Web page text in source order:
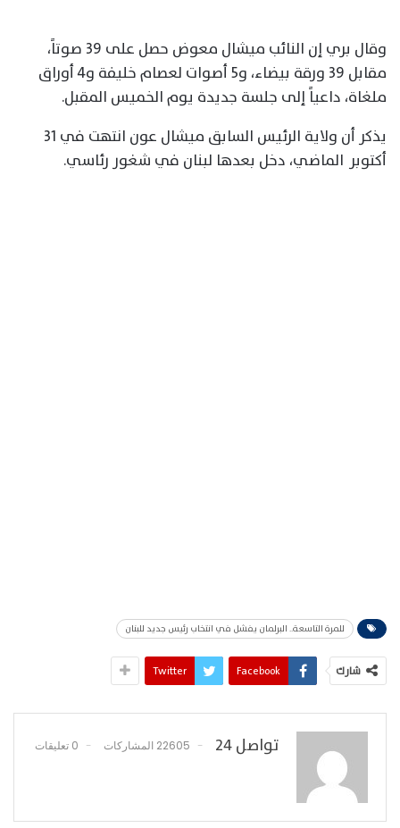
وقال بري إن النائب ميشال معوض حصل على 39 صوتاً،
مقابل 39 ورقة بيضاء، و5 أصوات لعصام خليفة و4 أوراق
ملغاة، داعياً إلى جلسة جديدة يوم الخميس المقبل.
يذكر أن ولاية الرئيس السابق ميشال عون انتهت في 31
أكتوبر الماضي، دخل بعدها لبنان في شغور رئاسي.
للمرة التاسعة.. البرلمان يفشل في انتخاب رئيس جديد للبنان
شارك Facebook
Twitter
تواصل 24 22605 المشاركات 0 تعليقات